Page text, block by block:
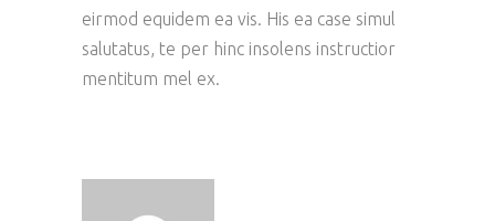
eirmod equidem ea vis. His ea case simul
salutatus, te per hinc insolens instructior
mentitum mel ex.